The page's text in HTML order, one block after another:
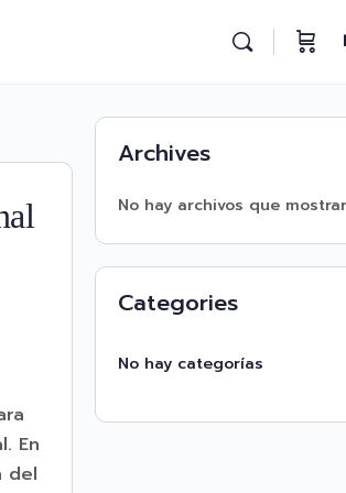
En
del
Archives
No hay archivos que
Categories
No hay categorías